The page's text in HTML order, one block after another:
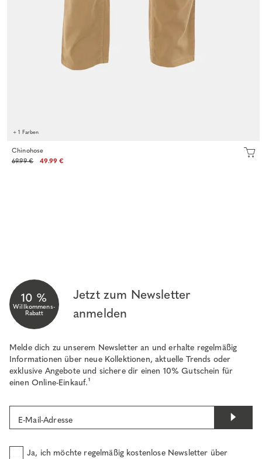
+ 1 Farben
Chinohose
69.99 €
49.99 €
10 %
Willkommens-
Rabatt
Jetzt zum Newsletter
anmelden
Melde dich zu unserem Newsletter an und erhalte regelmäßig
Informationen über neue Kollektionen, aktuelle Trends oder
exklusive Angebote und sichere dir einen 10% Gutschein für
einen Online-Einkauf.¹
E-Mail-Adresse
Ja, ich möchte regelmäßig kostenlose Newsletter über